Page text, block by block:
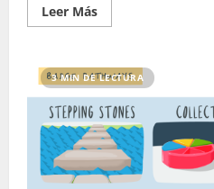
Leer MásLeer
más
Insignias
Digitales
en
Educación
3 MIN DE LECTURA